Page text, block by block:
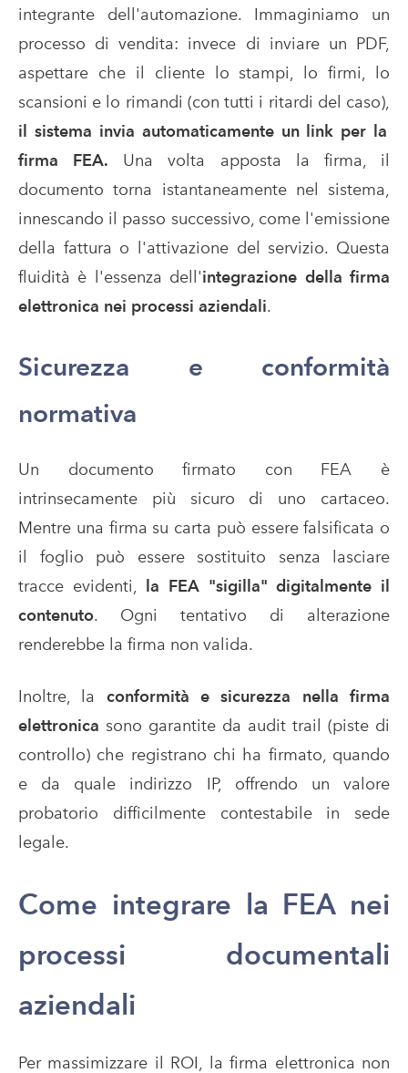
integrante dell'automazione. Immaginiamo un
processo di vendita: invece di inviare un PDF,
aspettare che il cliente lo stampi, lo firmi, lo
scansioni e lo rimandi (con tutti i ritardi del caso),
il sistema invia automaticamente un link per la
firma FEA. Una volta apposta la firma, il
documento torna istantaneamente nel sistema,
innescando il passo successivo, come l'emissione
della fattura o l'attivazione del servizio. Questa
fluidità è l'essenza dell'integrazione della firma
elettronica nei processi aziendali.
Sicurezza e conformità
normativa
Un documento firmato con FEA è
intrinsecamente più sicuro di uno cartaceo.
Mentre una firma su carta può essere falsificata o
il foglio può essere sostituito senza lasciare
tracce evidenti,
la FEA "sigilla" digitalmente il
contenuto. Ogni tentativo di alterazione
renderebbe la firma non valida.
Inoltre, la conformità e sicurezza nella firma
elettronica sono garantite da audit trail (piste di
controllo) che registrano chi ha firmato, quando
e da quale indirizzo IP, offrendo un valore
probatorio difficilmente contestabile in sede
legale.
Come integrare la FEA nei
processi documentali
aziendali
Per massimizzare il ROI, la firma elettronica non